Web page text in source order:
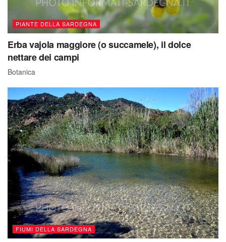
PIANTE DELLA SARDEGNA
Erba vajola maggiore (o succamele), il dolce
nettare dei campi
Botanica
FIUMI DELLA SARDEGNA